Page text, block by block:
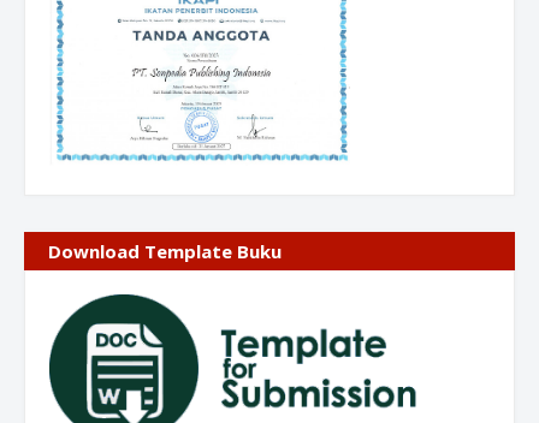
Download Template Buku